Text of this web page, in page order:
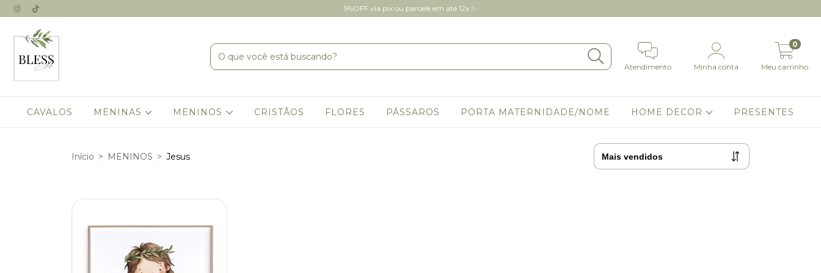
5%OFF via pix ou parcele em até 12x ✨
Atendimento Minha conta Meu carrinho
0
CAVALOS MENINAS MENINOS CRISTÃOS FLORES PÁSSAROS PORTA MATERNIDADE/NOME HOME DECOR PRESENTES
Início > MENINOS > Jesus